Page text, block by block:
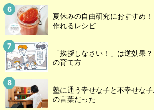
夏休みの自由研究におすすめ
作れるレシピ
「挨拶しなさい！」は逆効果
の育て方
塾に通う幸せな子と不幸せな
の言葉だった